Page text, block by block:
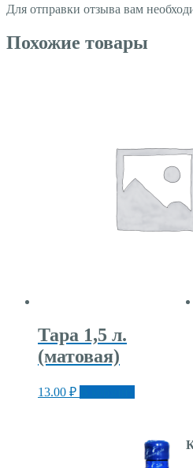
Для отправки отзыва вам
Похожие товары
Тара 1,5 л.
(матовая)
13.00 ₽